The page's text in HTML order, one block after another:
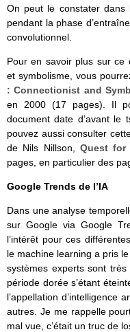
On peut le constater dans
pendant la phase
convolutionnel.
Pour en savoir plus sur ce
et symbolisme, vous
: Connectionist and
en 2000 (17 pages). Il
document date d’avant le
pouvez aussi consulter
de Nils Nillson, Quest for
pages, en particulier des
Google Trends de l’IA
Dans une analyse
sur Google via Google
l’intérêt pour ces
le machine learning a pris
systèmes experts sont
période dorée s’étant
l’appellation d’intelligence
autres. Je me rappelle
mal vue, c’était un truc de